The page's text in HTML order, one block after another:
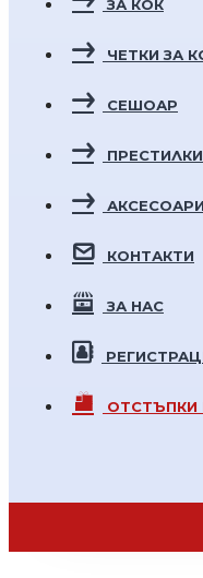
ЗА КОК
ЧЕТКИ ЗА
СЕШОАР
ПРЕСТИЛКИ
АКСЕСОАРИ
КОНТАКТИ
ЗА НАС
ОТСТЪПКИ